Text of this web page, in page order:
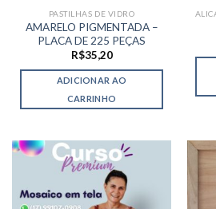
PASTILHAS DE VIDRO
AMARELO PIGMENTADA –
PLACA DE 225 PEÇAS
R$35,20
ADICIONAR AO
CARRINHO